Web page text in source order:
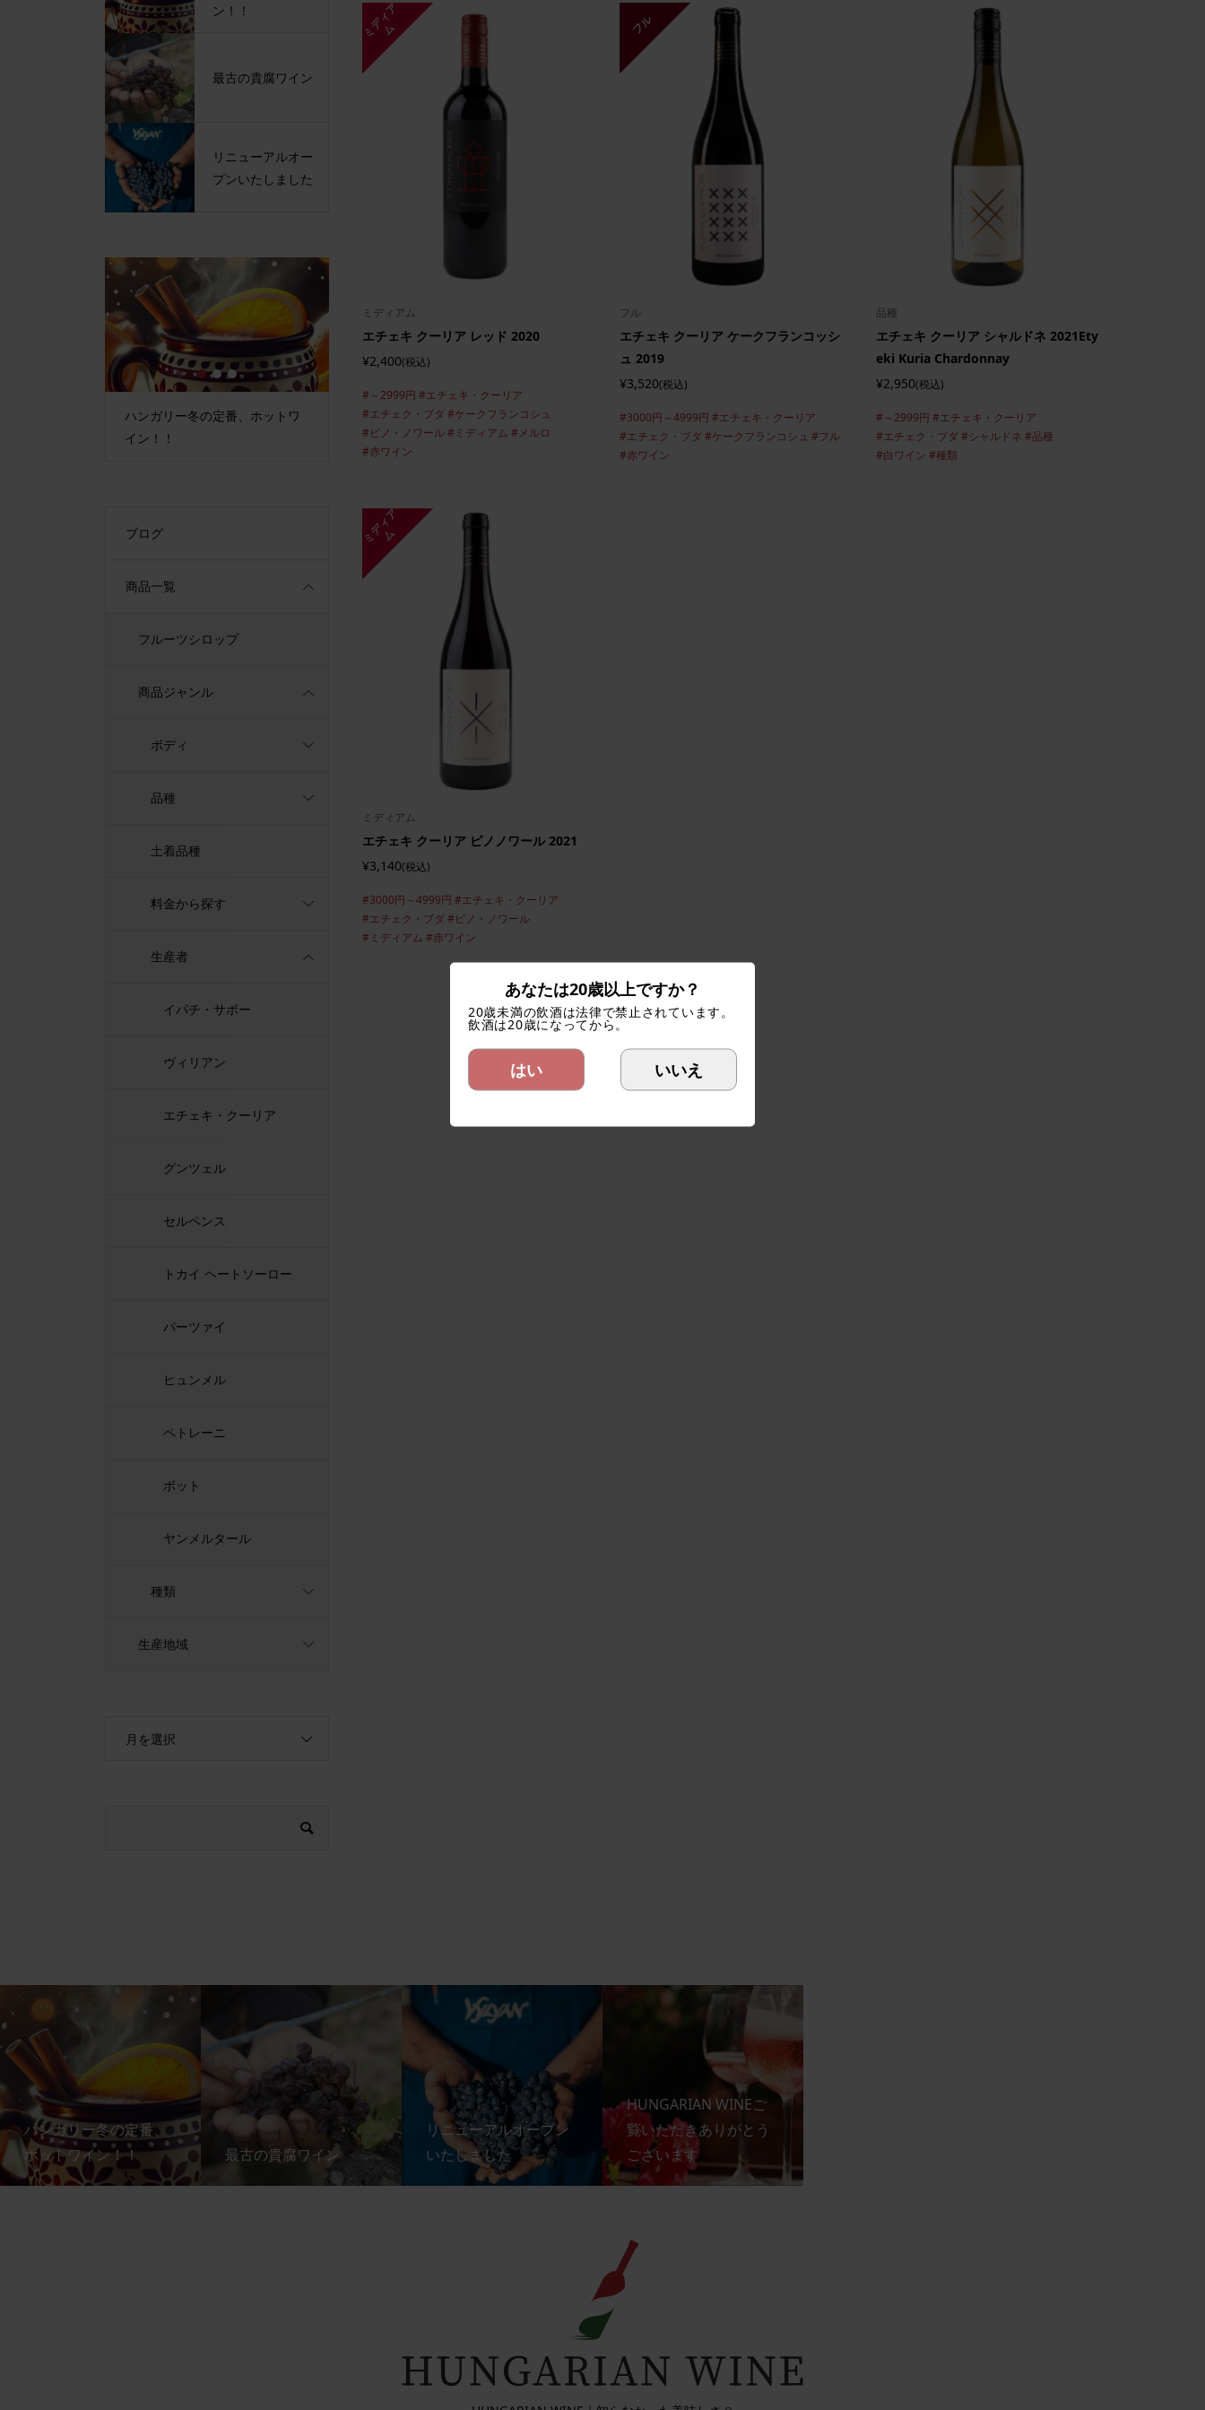
ミ
デ
ィ
ア
ム
ミディアム
エチェキ クーリア レッド 2020
¥2,400(税込)
#～2999円 #エチェキ・クーリア
#エチェク・ブダ#ケークフランコシュ
#ピノ・ノワール#ミディアム #メルロ
#赤ワイン
フル
フル
エチェキ クーリア ケークフランコッシ
ュ 2019
¥3,520(税込)
#3000円～4999円 #エチェキ・クーリア
#エチェク・ブダ#ケークフランコシュ #フル
#赤ワイン
品種
エチェキ クーリア シャルドネ 2021Ety
eki Kuria Chardonnay
¥2,950(税込)
#～2999円 #エチェキ・クーリア
#エチェク・ブダ#シャルドネ #品種
#白ワイン #種類
ミ
デ
ィ
ア
ム
ミディアム
エチェキ クーリア ピノノワール 2021
¥3,140(税込)
#3000円～4999円 #エチェキ・クーリア
#エチェク・ブダ#ピノ・ノワール
#ミディアム #赤ワイン
ン！！
最古の貴腐ワイン
リニューアルオー
プンいたしました
ハンガリー冬の定番、ホットワ
イン！！
最古の貴腐ワイン
リニューアルオープンいたしま
ハンガリー冬の定番、ホットワ
イン！！
1 2 3
ブログ
商品一覧
フルーツシロップ
商品ジャンル
ボディ
品種
土着品種
料金から探す
生産者
イパチ・サボー
ヴィリアン
エチェキ・クーリア
グンツェル
セルペンス
トカイ ヘートソーロー
パーツァイ
ヒュンメル
ペトレーニ
ボット
ヤンメルタール
種類
生産地域
月を選択
ハンガリー冬の定番、
ホットワイン！！
最古の貴腐ワイン
リニューアルオープン
いたしました
HUNGARIAN WINEご
覧いただきありがとう
ございます
あなたは20歳以上ですか？
20歳未満の飲酒は法律で禁止されています。
飲酒は20歳になってから。
はい いいえ